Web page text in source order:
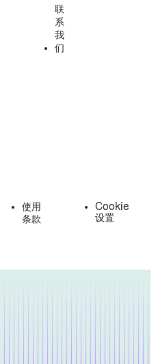
联
系
我
们
使用
条款
Cookie
设置